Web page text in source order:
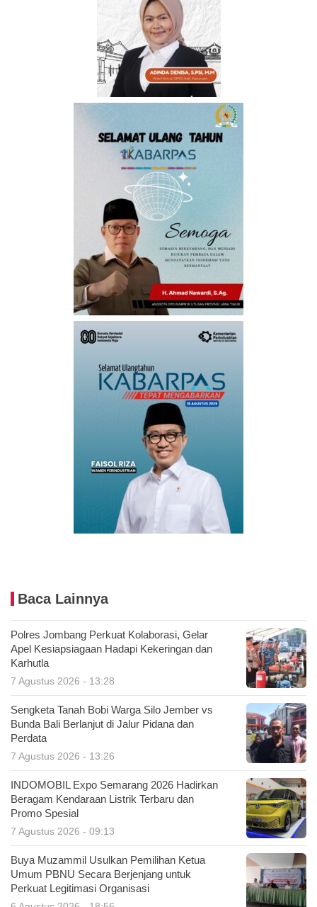
Baca Lainnya
Polres Jombang Perkuat Kolaborasi, Gelar
Apel Kesiapsiagaan Hadapi Kekeringan dan
Karhutla
7 Agustus 2026 - 13:28
Sengketa Tanah Bobi Warga Silo Jember vs
Bunda Bali Berlanjut di Jalur Pidana dan
Perdata
7 Agustus 2026 - 13:26
INDOMOBIL Expo Semarang 2026 Hadirkan
Beragam Kendaraan Listrik Terbaru dan
Promo Spesial
7 Agustus 2026 - 09:13
Buya Muzammil Usulkan Pemilihan Ketua
Umum PBNU Secara Berjenjang untuk
Perkuat Legitimasi Organisasi